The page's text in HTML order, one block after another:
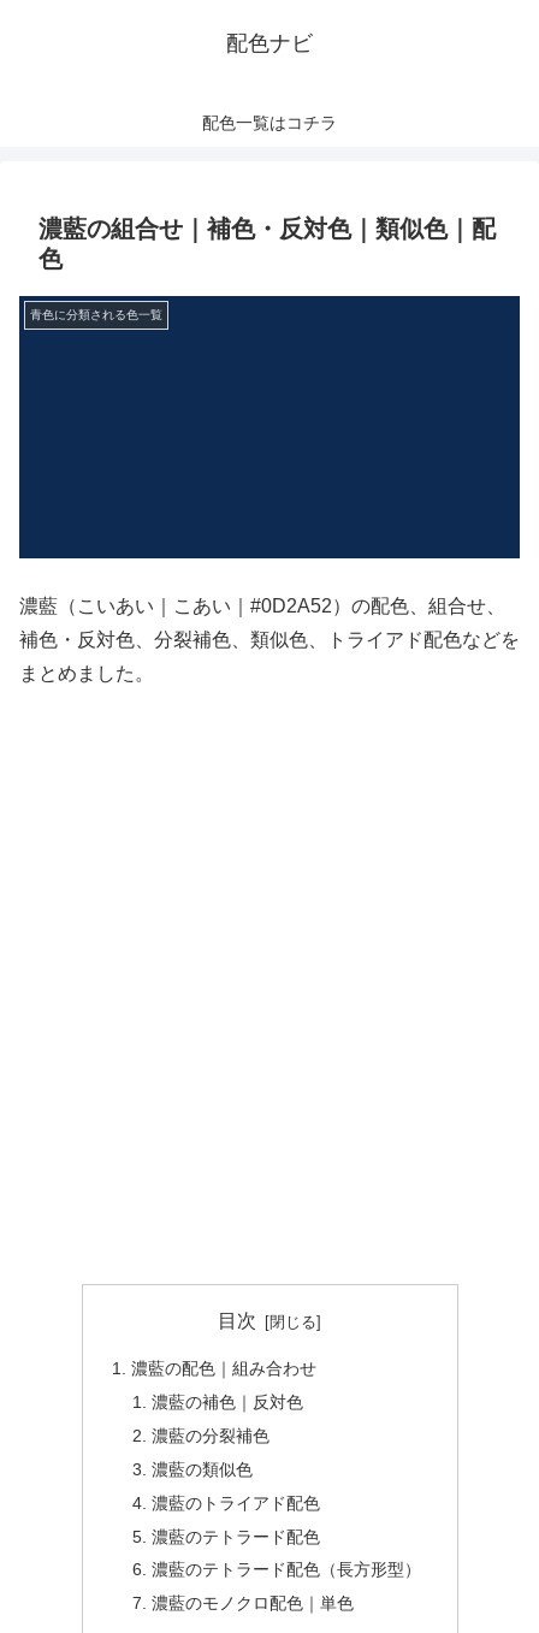
配色ナビ
配色一覧はコチラ
濃藍の組合せ｜補色・反対色｜類似色｜配
色
青色に分類される色一覧
濃藍（こいあい｜こあい｜#0D2A52）の配色、組合せ、
補色・反対色、分裂補色、類似色、トライアド配色などを
まとめました。
目次
濃藍の配色｜組み合わせ
濃藍の補色｜反対色
濃藍の分裂補色
濃藍の類似色
濃藍のトライアド配色
濃藍のテトラード配色
濃藍のテトラード配色（長方形型）
濃藍のモノクロ配色｜単色